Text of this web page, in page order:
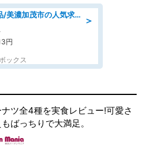
＞
梱包・仕分け・検品/美濃加茂市の人気求人仕分け/高時給/長期休暇充実
円
ックス
ナツ全4種を実食レビュー!可愛さ
ばっちりで大満足。